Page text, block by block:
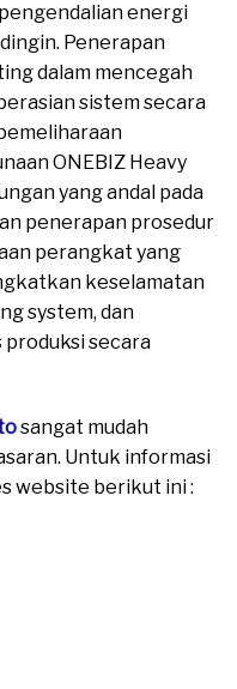
energi
Penerapan
dalam mencegah
sistem secara
ONEBIZ Heavy
yang andal pada
penerapan prosedur
perangkat yang
keselamatan
system, dan
secara
sangat mudah
Untuk informasi
website berikut ini :